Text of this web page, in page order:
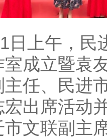
上午，民
成立暨袁
任、民进
出席活动
文联副主